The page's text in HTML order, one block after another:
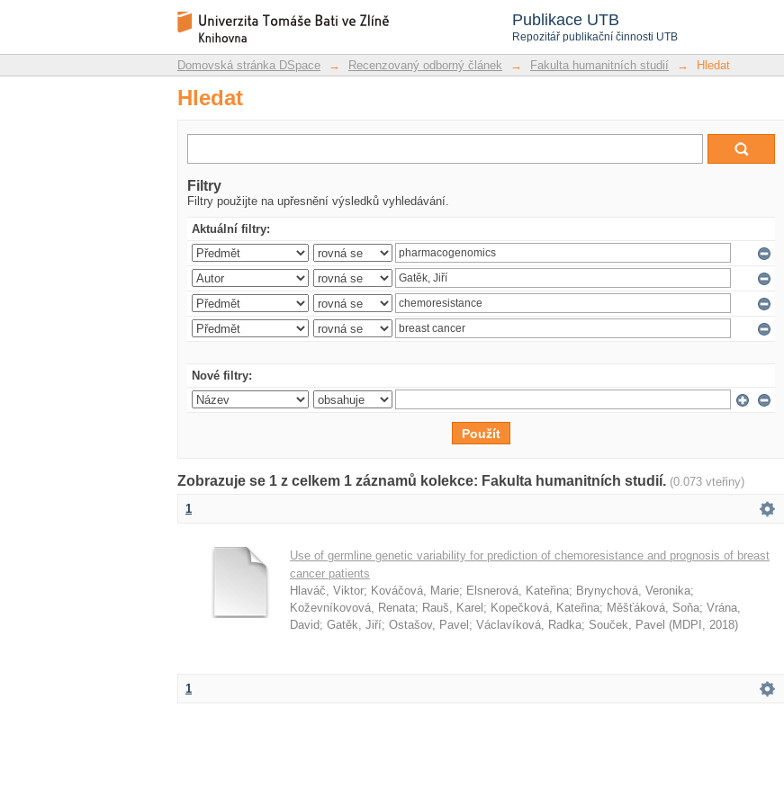
Publikace UTB
Repozitář publikační činnosti UTB
Hledat
Repozitář DSpace/Manakin
Domovská stránka DSpace → Recenzovaný odborný článek → Fakulta humanitních studií → Hledat
Hledat
Filtry
Filtry použijte na upřesnění výsledků vyhledávání.
Aktuální filtry:
Nové filtry:
Zobrazuje se 1 z celkem 1 záznamů kolekce: Fakulta humanitních studií. (0.073 vteřiny)
1
Use of germline genetic variability for prediction of chemoresistance and prognosis of breast
cancer patients
Hlaváč, Viktor; Kováčová, Marie; Elsnerová, Kateřina; Brynychová, Veronika;
Koževníkovová, Renata; Rauš, Karel ; Kopečková, Kateřina; Měšťáková, Soňa; Vrána,
David; Gatěk, Jiří; Ostašov, Pavel ; Václavíková, Radka; Souček, Pavel (MDPI , 2018)
1